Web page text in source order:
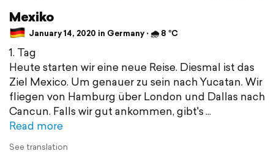
Mexiko
January 14, 2020 in Germany ⋅ 🌧 8 °C
1. Tag
Heute starten wir eine neue Reise. Diesmal ist das
Ziel Mexico. Um genauer zu sein nach Yucatan. Wir
fliegen von Hamburg über London und Dallas nach
Cancun. Falls wir gut ankommen, gibt's
Read more
See translation